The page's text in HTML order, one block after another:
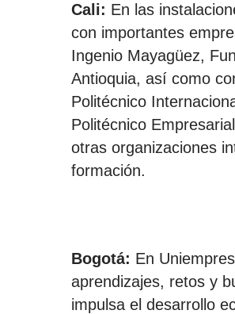
Cali: En las
con importantes
Ingenio Mayagüez,
Antioquia, así como
Politécnico
Politécnico
otras organizaciones
formación.
Bogotá: En
aprendizajes, retos y
impulsa el desarrollo